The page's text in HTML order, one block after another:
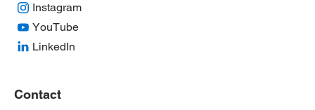
Instagram
YouTube
LinkedIn
Contact